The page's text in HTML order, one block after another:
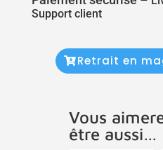
Support client
Retrait en
Vous
être aussi…